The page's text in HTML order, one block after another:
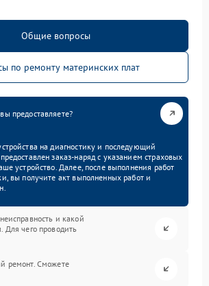
Общие вопросы
по ремонту материнских плат
предоставляете?
на диагностику и последующий
заказ-наряд с указанием страховых
устройство. Далее, после выполнения работ
вы получите акт выполненных работ и
и какой
Для чего проводить
ремонт. Сможете